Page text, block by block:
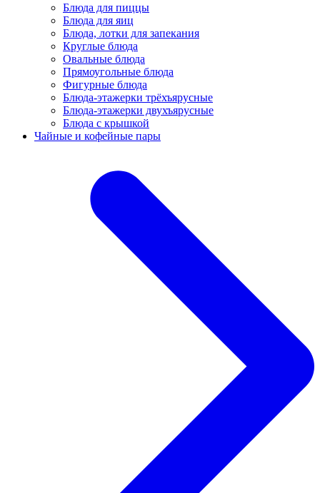
Блюда для пиццы
Блюда для яиц
Блюда, лотки для запекания
Круглые блюда
Овальные блюда
Прямоугольные блюда
Фигурные блюда
Блюда-этажерки трёхъярусные
Блюда-этажерки двухъярусные
Блюда с крышкой
Чайные и кофейные пары